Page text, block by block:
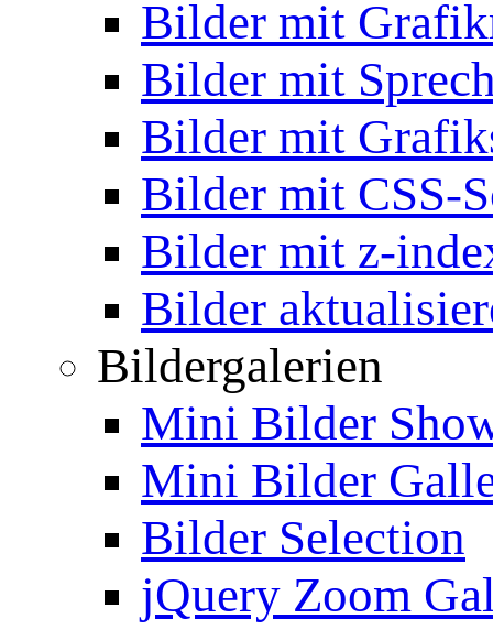
Bilder mit
Bilder mit
Bilder mit
Bilder mit CSS-
Bilder mit z-
Bilder
Bildergalerien
Mini Bilder
Mini Bilder
Bilder Selection
jQuery Zoom